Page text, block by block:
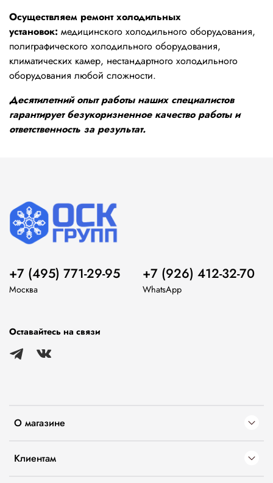
Осуществляем ремонт холодильных
установок: медицинского холодильного оборудования,
полиграфического холодильного оборудования,
климатических камер, нестандартного холодильного
оборудования любой сложности.
Десятилетний опыт работы наших специалистов
гарантирует безукоризненное качество работы и
ответственность за результат.
О магазине
Клиентам
+7 (495) 771-29-95
Москва
+7 (926) 412-32-70
WhatsApp
Оставайтесь на связи